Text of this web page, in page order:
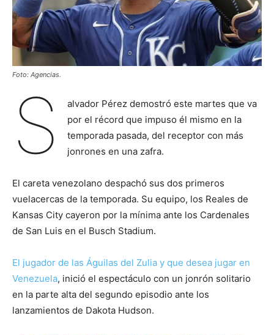
Foto: Agencias.
S
alvador Pérez demostró este martes que va
por el récord que impuso él mismo en la
temporada pasada, del receptor con más
jonrones en una zafra.
El careta venezolano despachó sus dos primeros
vuelacercas de la temporada. Su equipo, los Reales de
Kansas City cayeron por la mínima ante los Cardenales
de San Luis en el Busch Stadium.
El jugador de las Águilas del Zulia y que desea jugar en
Venezuela, inició el espectáculo con un jonrón solitario
en la parte alta del segundo episodio ante los
lanzamientos de Dakota Hudson.